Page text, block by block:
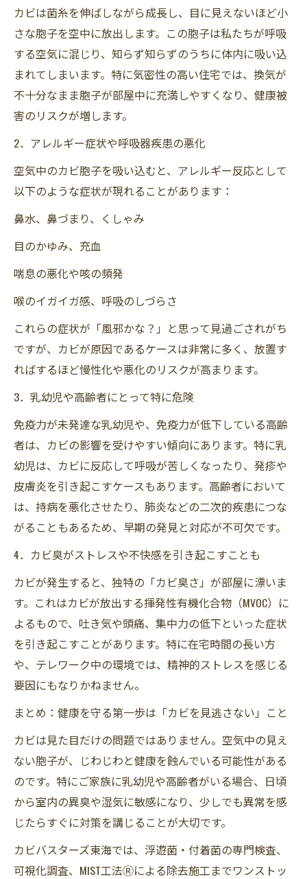
カビは菌糸を伸ばしながら成長し、目に見えないほど小
さな胞子を空中に放出します。この胞子は私たちが呼吸
する空気に混じり、知らず知らずのうちに体内に吸い込
まれてしまいます。特に気密性の高い住宅では、換気が
不十分なまま胞子が部屋中に充満しやすくなり、健康被
害のリスクが増します。
2．アレルギー症状や呼吸器疾患の悪化
空気中のカビ胞子を吸い込むと、アレルギー反応として
以下のような症状が現れることがあります：
鼻水、鼻づまり、くしゃみ
目のかゆみ、充血
喘息の悪化や咳の頻発
喉のイガイガ感、呼吸のしづらさ
これらの症状が「風邪かな？」と思って見過ごされがち
ですが、カビが原因であるケースは非常に多く、放置す
ればするほど慢性化や悪化のリスクが高まります。
3．乳幼児や高齢者にとって特に危険
免疫力が未発達な乳幼児や、免疫力が低下している高齢
者は、カビの影響を受けやすい傾向にあります。特に乳
幼児は、カビに反応して呼吸が苦しくなったり、発疹や
皮膚炎を引き起こすケースもあります。高齢者において
は、持病を悪化させたり、肺炎などの二次的疾患につな
がることもあるため、早期の発見と対応が不可欠です。
4．カビ臭がストレスや不快感を引き起こすことも
カビが発生すると、独特の「カビ臭さ」が部屋に漂いま
す。これはカビが放出する揮発性有機化合物（MVOC）に
よるもので、吐き気や頭痛、集中力の低下といった症状
を引き起こすことがあります。特に在宅時間の長い方
や、テレワーク中の環境では、精神的ストレスを感じる
要因にもなりかねません。
まとめ：健康を守る第一歩は「カビを見逃さない」こと
カビは見た目だけの問題ではありません。空気中の見え
ない胞子が、じわじわと健康を蝕んでいる可能性がある
のです。特にご家族に乳幼児や高齢者がいる場合、日頃
から室内の異臭や湿気に敏感になり、少しでも異常を感
じたらすぐに対策を講じることが大切です。
カビバスターズ東海では、浮遊菌・付着菌の専門検査、
可視化調査、MIST工法Ⓡによる除去施工までワンストッ